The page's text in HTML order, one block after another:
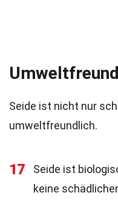
Seide ist nicht nur
umweltfreundlich.
17
Seide ist
keine